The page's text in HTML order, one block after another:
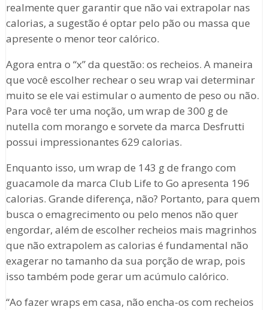
realmente quer garantir que não vai extrapolar nas
calorias, a sugestão é optar pelo pão ou massa que
apresente o menor teor calórico.
Agora entra o “x” da questão: os recheios. A maneira
que você escolher rechear o seu wrap vai determinar
muito se ele vai estimular o aumento de peso ou não.
Para você ter uma noção, um wrap de 300 g de
nutella com morango e sorvete da marca Desfrutti
possui impressionantes 629 calorias.
Enquanto isso, um wrap de 143 g de frango com
guacamole da marca Club Life to Go apresenta 196
calorias. Grande diferença, não? Portanto, para quem
busca o emagrecimento ou pelo menos não quer
engordar, além de escolher recheios mais magrinhos
que não extrapolem as calorias é fundamental não
exagerar no tamanho da sua porção de wrap, pois
isso também pode gerar um acúmulo calórico.
“Ao fazer wraps em casa, não encha-os com recheios